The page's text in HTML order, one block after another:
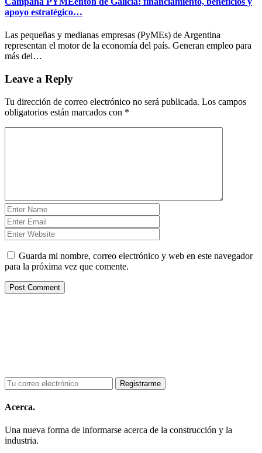
apoyo estratégico…
Las pequeñas y medianas empresas (PyMEs) de Argentina
representan el motor de la economía del país. Generan empleo para
más del…
Leave a Reply
Tu dirección de correo electrónico no será publicada. Los campos
obligatorios están marcados con *
Guarda mi nombre, correo electrónico y web en este navegador
para la próxima vez que comente.
Acerca.
Una nueva forma de informarse acerca de la construcción y la
industria.